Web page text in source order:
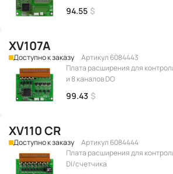
94.55 $
XV107A
Доступно к заказу
Артикул 6084443
Плата расширения для
и 8 каналов DO
99.43 $
XV110 CR
Доступно к заказу
Артикул 6084444
Плата расширения для
DI/счетчика